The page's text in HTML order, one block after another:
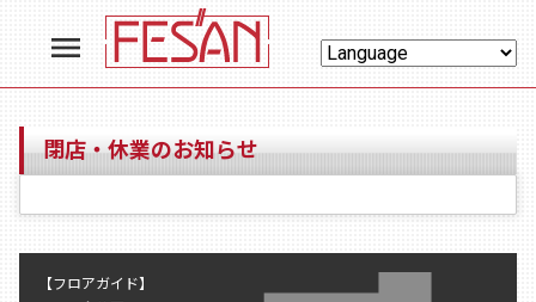
menu
閉店・休業のお知らせ
【フロアガイド】